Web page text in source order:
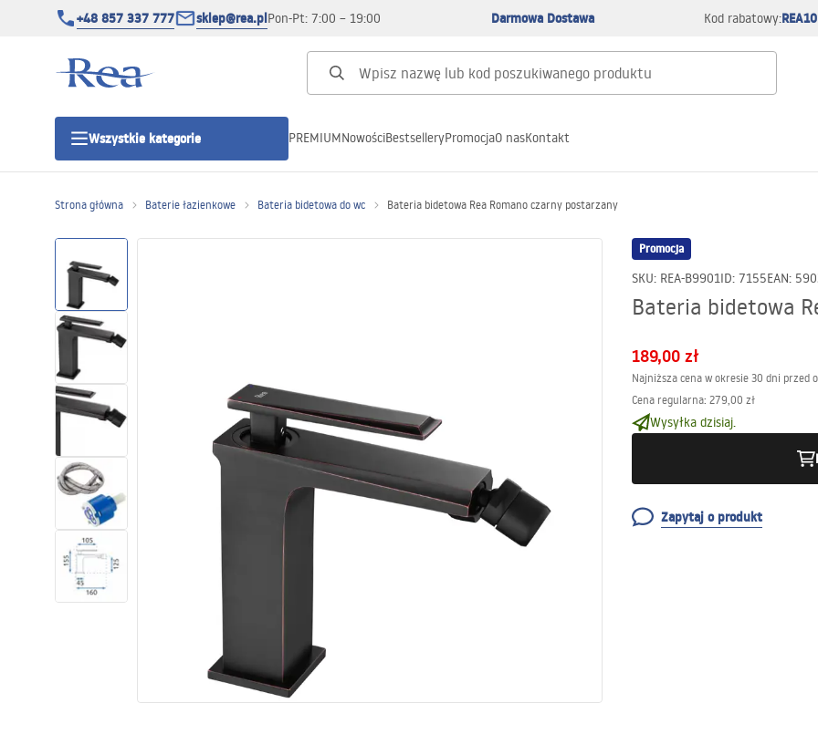
+48 857 337 777 sklep@rea.plPon-Pt: 7:00 – 19:00 Darmowa Dostawa Kod rabatowy:REA10
Wszystkie kategorie
Kategorie produktowe
Kabiny prysznicowe
Brodziki prysznicowe
Toalety, ubikacje
Umywalki
Wanny i parawany
Baterie
PREMIUMNowościBestselleryPromocjaO nasKontakt
Strona główna Baterie łazienkowe Bateria bidetowa do wc Bateria bidetowa Rea Romano czarny postarzany
Promocja
SKU: REA-B9901ID: 7155EAN:
Bateria bidetowa
189,00 zł
Najniższa cena w okresie 30 dni przed
Cena regularna: 279,00 zł
Wysyłka dzisiaj.
Zapytaj o produkt